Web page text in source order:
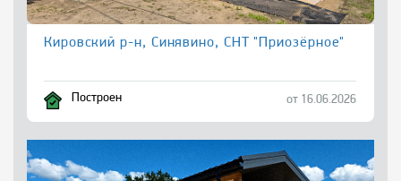
Кировский р-н, Синявино, СНТ "Приозёрное"
Построен от 16.06.2026